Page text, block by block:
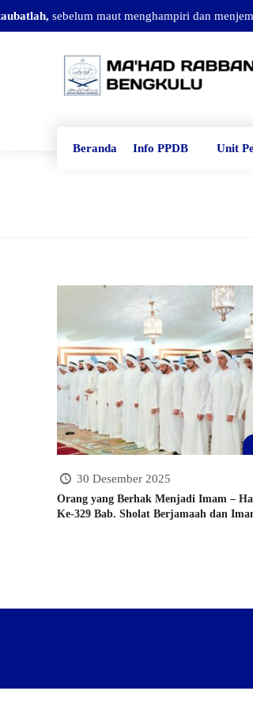
sebelum maut menghampiri dan
Beranda Info PPDB Unit
30 Desember 2025
Orang yang Berhak Menjadi Imam –
Ke-329 Bab. Sholat Berjamaah dan